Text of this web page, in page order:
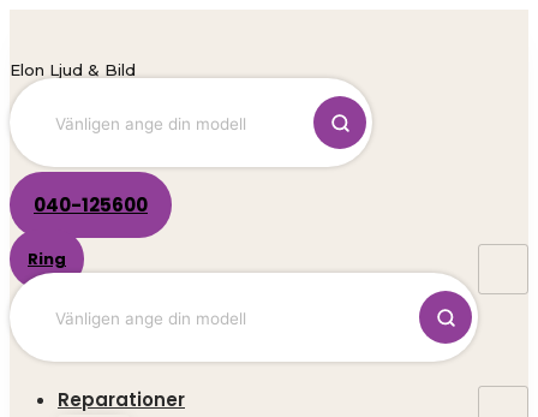
Hoppa
innehåll
Elon Ljud & Bild
040-125600
Ring
Reparationer